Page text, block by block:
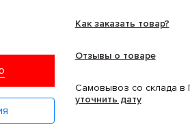
Как заказать товар?
Отзывы о товаре
Самовывоз со склада в
уточнить дату